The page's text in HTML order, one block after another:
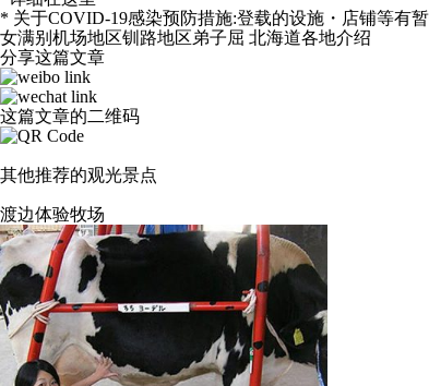
* 关于COVID-19感染预防措施:登载的设施・店铺等有
女满别机场地区钏路地区弟子屈 北海道各地介绍
分享这篇文章
这篇文章的二维码
其他推荐的观光景点
渡边体验牧场